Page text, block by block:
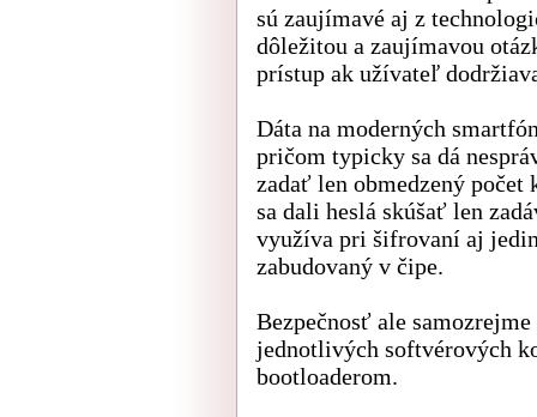
sú zaujímavé aj z
dôležitou a zaujímavou
prístup ak užívateľ
Dáta na moderných
pričom typicky sa dá
zadať len obmedzený počet
sa dali heslá skúšať len
využíva pri šifrovaní aj
zabudovaný v čipe.
Bezpečnosť ale
jednotlivých softvérových
bootloaderom.